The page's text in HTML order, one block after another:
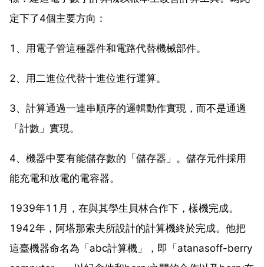
定下了4個主要方向：
1、用電子管這種器件和電路代替機械部件。
2、用二進位代替十進位進行運算。
3、計算通過一連串順序的邏輯動作實現，而不是通過
「計數」實現。
4、機器中要有能儲存數的「儲存器」。儲存元件採用
能充電和放電的電容器。
1939年11月，在與其學生貝林合作下，樣機完成。
1942年，阿塔那索夫所設計的計算機終於完成。他把
這臺機器命名為「abc計算機」，即「atanasoff-berry